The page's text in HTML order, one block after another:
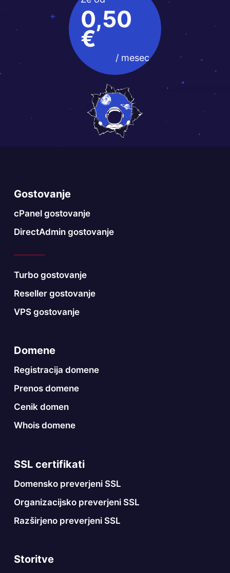
0,50
€
/ mesec
Gostovanje
cPanel gostovanje
DirectAdmin gostovanje
Turbo gostovanje
Reseller gostovanje
VPS gostovanje
Domene
Registracija domene
Prenos domene
Cenik domen
Whois domene
SSL certifikati
Domensko preverjeni SSL
Organizacijsko preverjeni SSL
Razširjeno preverjeni SSL
Storitve